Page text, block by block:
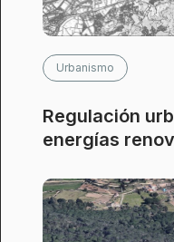
Urbanismo
Regulación
energías